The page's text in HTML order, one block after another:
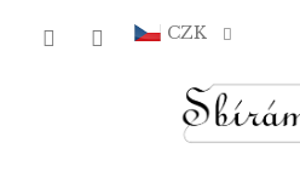
CZK